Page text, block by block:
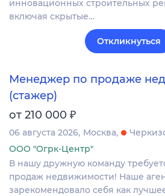
инновационных строительных
включая скрытые…
Откликнуться
Менеджер по продаже
(стажер)
от 210 000 ₽
06 августа 2026 Москва
ООО "Огрк-Центр"
В нашу дружную команду
продаж недвижимости! Наше
зарекомендовало себя как